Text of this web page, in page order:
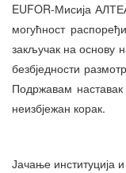
EUFOR-Мисија
могућност
закључак на основу
безбједности
Подржавам
неизбјежан корак.
Јачање институција